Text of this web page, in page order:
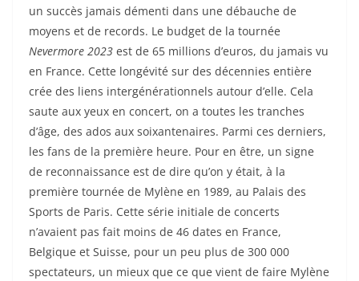
un succès jamais démenti dans une débauche de
moyens et de records. Le budget de la tournée
Nevermore 2023 est de 65 millions d’euros, du jamais vu
en France. Cette longévité sur des décennies entière
crée des liens intergénérationnels autour d’elle. Cela
saute aux yeux en concert, on a toutes les tranches
d’âge, des ados aux soixantenaires. Parmi ces derniers,
les fans de la première heure. Pour en être, un signe
de reconnaissance est de dire qu’on y était, à la
première tournée de Mylène en 1989, au Palais des
Sports de Paris. Cette série initiale de concerts
n’avaient pas fait moins de 46 dates en France,
Belgique et Suisse, pour un peu plus de 300 000
spectateurs, un mieux que ce que vient de faire Mylène